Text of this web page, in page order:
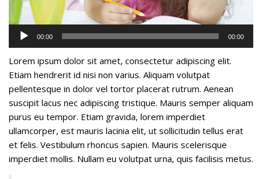
Lecteur
audio
00:00 00:00
Lorem ipsum dolor sit amet, consectetur adipiscing elit.
Etiam hendrerit id nisi non varius. Aliquam volutpat
pellentesque in dolor vel tortor placerat rutrum. Aenean
suscipit lacus nec adipiscing tristique. Mauris semper aliquam
purus eu tempor. Etiam gravida, lorem imperdiet
ullamcorper, est mauris lacinia elit, ut sollicitudin tellus erat
et felis. Vestibulum rhoncus sapien. Mauris scelerisque
imperdiet mollis. Nullam eu volutpat urna, quis facilisis metus.